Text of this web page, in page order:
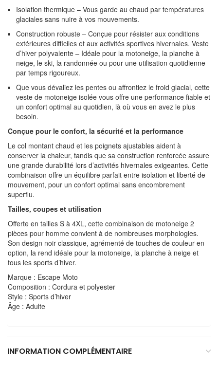
Isolation thermique – Vous garde au chaud par températures
glaciales sans nuire à vos mouvements.
Construction robuste – Conçue pour résister aux conditions
extérieures difficiles et aux activités sportives hivernales. Veste
d’hiver polyvalente – Idéale pour la motoneige, la planche à
neige, le ski, la randonnée ou pour une utilisation quotidienne
par temps rigoureux.
Que vous dévaliez les pentes ou affrontiez le froid glacial, cette
veste de motoneige isolée vous offre une performance fiable et
un confort optimal au quotidien, là où vous en avez le plus
besoin.
Conçue pour le confort, la sécurité et la performance
Le col montant chaud et les poignets ajustables aident à
conserver la chaleur, tandis que sa construction renforcée assure
une grande durabilité lors d’activités hivernales exigeantes. Cette
combinaison offre un équilibre parfait entre isolation et liberté de
mouvement, pour un confort optimal sans encombrement
superflu.
Tailles, coupes et utilisation
Offerte en tailles S à 4XL, cette combinaison de motoneige 2
pièces pour homme convient à de nombreuses morphologies.
Son design noir classique, agrémenté de touches de couleur en
option, la rend idéale pour la motoneige, la planche à neige et
tous les sports d’hiver.
Marque : Escape Moto
Composition : Cordura et polyester
Style : Sports d’hiver
Âge : Adulte
INFORMATION COMPLÉMENTAIRE